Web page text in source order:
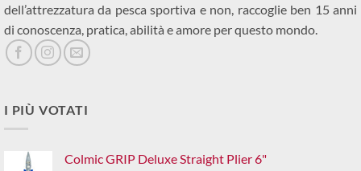
dell’attrezzatura da pesca sportiva e non, raccoglie ben 15 anni
di conoscenza, pratica, abilità e amore per questo mondo.
I PIÙ VOTATI
Colmic GRIP Deluxe Straight Plier 6"